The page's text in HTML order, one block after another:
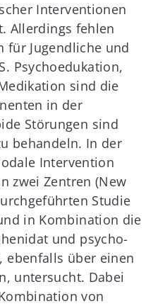
Interventionen
Allerdings fehlen
für Jugendliche und
Psychoedukation,
sind die
in der
Störungen sind
behandeln. In der
Intervention
zwei Zentren (New
Studie
in Kombination die
und psycho-
ebenfalls über einen
untersucht. Dabei
von